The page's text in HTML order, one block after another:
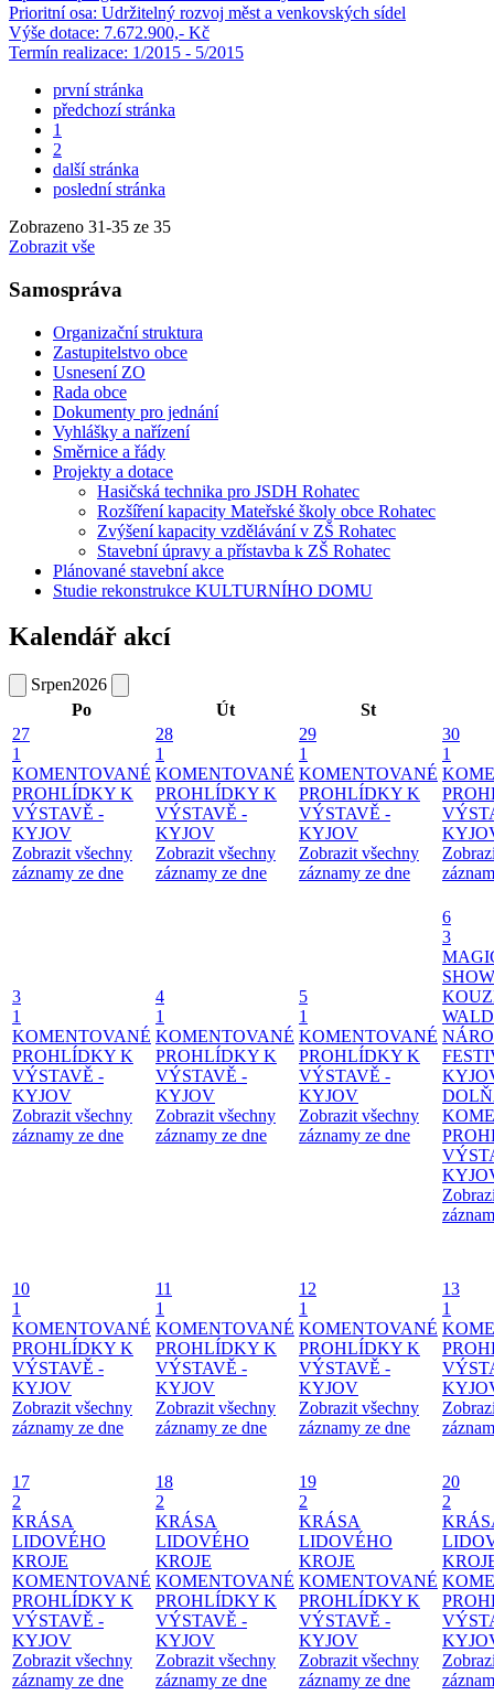
Prioritní osa: Udržitelný rozvoj měst a venkovských sídel
Výše dotace: 7.672.900,- Kč
Termín realizace: 1/2015 - 5/2015
první stránka
předchozí stránka
1
2
další stránka
poslední stránka
Zobrazeno 31-35 ze 35
Zobrazit vše
Samospráva
Organizační struktura
Zastupitelstvo obce
Usnesení ZO
Rada obce
Dokumenty pro jednání
Vyhlášky a nařízení
Směrnice a řády
Projekty a dotace
Hasičská technika pro JSDH Rohatec
Rozšíření kapacity Mateřské školy obce Rohatec
Zvýšení kapacity vzdělávání v ZŠ Rohatec
Stavební úpravy a přístavba k ZŠ Rohatec
Plánované stavební akce
Studie rekonstrukce KULTURNÍHO DOMU
Kalendář akcí
Srpen2026
Po
Út
St
27
1
KOMENTOVANÉ
PROHLÍDKY K
VÝSTAVĚ -
KYJOV
Zobrazit všechny
záznamy ze dne
28
1
KOMENTOVANÉ
PROHLÍDKY K
VÝSTAVĚ -
KYJOV
Zobrazit všechny
záznamy ze dne
29
1
KOMENTOVANÉ
PROHLÍDKY K
VÝSTAVĚ -
KYJOV
Zobrazit všechny
záznamy ze dne
30
1
3
1
KOMENTOVANÉ
PROHLÍDKY K
VÝSTAVĚ -
KYJOV
Zobrazit všechny
záznamy ze dne
4
1
KOMENTOVANÉ
PROHLÍDKY K
VÝSTAVĚ -
KYJOV
Zobrazit všechny
záznamy ze dne
5
1
KOMENTOVANÉ
PROHLÍDKY K
VÝSTAVĚ -
KYJOV
Zobrazit všechny
záznamy ze dne
6
3
10
1
KOMENTOVANÉ
PROHLÍDKY K
VÝSTAVĚ -
KYJOV
Zobrazit všechny
záznamy ze dne
11
1
KOMENTOVANÉ
PROHLÍDKY K
VÝSTAVĚ -
KYJOV
Zobrazit všechny
záznamy ze dne
12
1
KOMENTOVANÉ
PROHLÍDKY K
VÝSTAVĚ -
KYJOV
Zobrazit všechny
záznamy ze dne
13
1
17
2
KRÁSA
LIDOVÉHO
KROJE
KOMENTOVANÉ
PROHLÍDKY K
VÝSTAVĚ -
KYJOV
Zobrazit všechny
záznamy ze dne
18
2
KRÁSA
LIDOVÉHO
KROJE
KOMENTOVANÉ
PROHLÍDKY K
VÝSTAVĚ -
KYJOV
Zobrazit všechny
záznamy ze dne
19
2
KRÁSA
LIDOVÉHO
KROJE
KOMENTOVANÉ
PROHLÍDKY K
VÝSTAVĚ -
KYJOV
Zobrazit všechny
záznamy ze dne
20
2